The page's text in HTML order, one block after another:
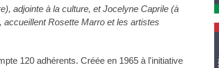
adjointe à la culture, et Jocelyne Caprile (à
accueillent Rosette Marro et les artistes
120 adhérents. Créée en 1965 à l'initiative